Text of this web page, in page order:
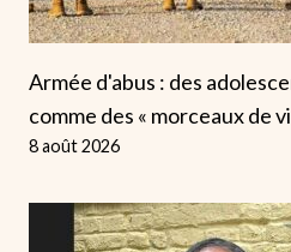
Armée d'abus : des
comme des « morceaux de
8 août 2026